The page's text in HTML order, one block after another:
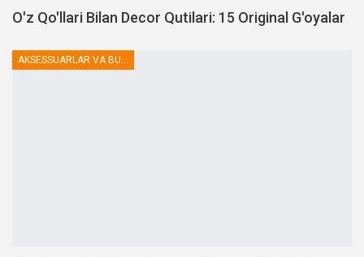
O'z Qo'llari Bilan Decor Qutilari: 15 Original G'oyalar
AKSESSUARLAR VA BUTLOVCHILAR